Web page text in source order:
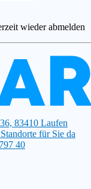
wieder abmelden
83410 Laufen
für Sie da
40